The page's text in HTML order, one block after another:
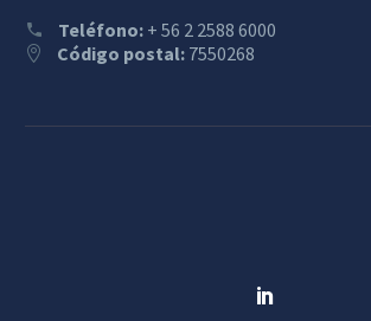
Teléfono: + 56 2 2588 6000
Código postal: 7550268